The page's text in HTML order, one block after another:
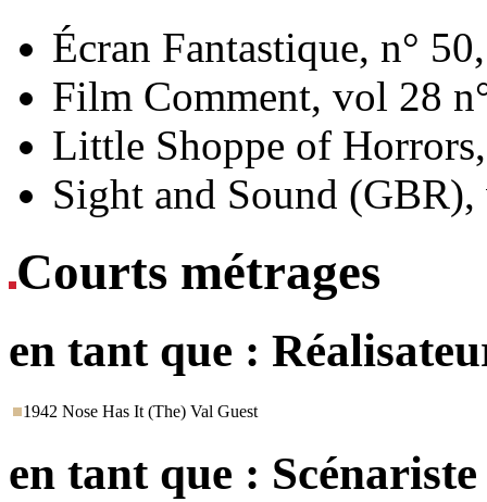
Écran Fantastique, n°
Film Comment, vol 28
Little Shoppe of
Sight and Sound
Courts métrages
en tant que :
1942 Nose Has It (The) Val Guest
en tant que : Scénariste